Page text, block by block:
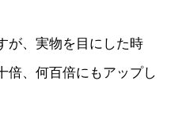
が、実物を目にした時
倍、何百倍にもアップし